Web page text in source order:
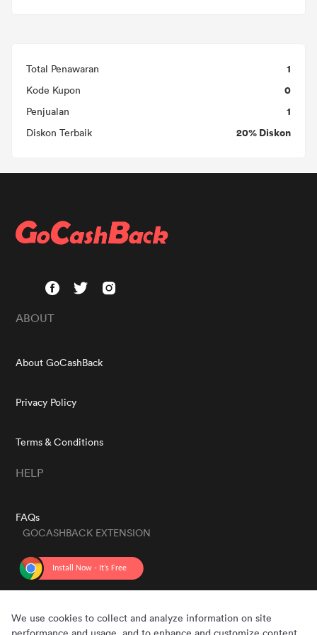
Total Penawaran 1
Kode Kupon 0
Penjualan 1
Diskon Terbaik 20% Diskon
ABOUT
About GoCashBack
Privacy Policy
Terms & Conditions
HELP
FAQs
GOCASHBACK EXTENSION
We use cookies to collect and analyze information on site